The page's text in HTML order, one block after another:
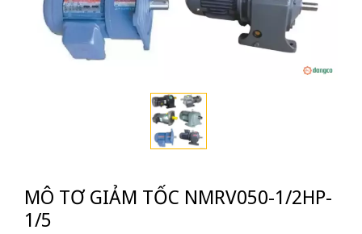
MÔ TƠ GIẢM TỐC NMRV050-1/2HP-
1/5